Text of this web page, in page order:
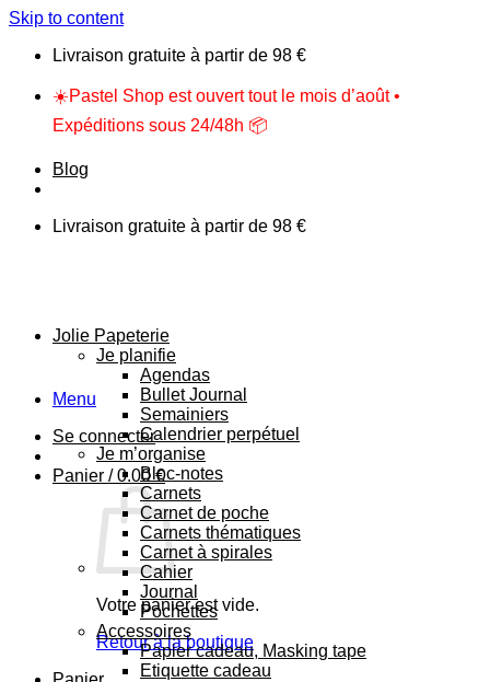
Skip to content
Livraison gratuite à partir de 98 €
☀️Pastel Shop est ouvert tout le mois d’août •
Expéditions sous 24/48h 📦
Blog
Livraison gratuite à partir de 98 €
Menu
Se connecter
Panier /0.00€
Votre panier est vide.
Retour à la boutique
Jolie Papeterie
Je planifie
Agendas
Bullet Journal
Semainiers
Calendrier perpétuel
Je m’organise
Bloc-notes
Carnets
Carnet de poche
Carnets thématiques
Carnet à spirales
Cahier
Journal
Pochettes
Accessoires
Papier cadeau, Masking tape
Etiquette cadeau